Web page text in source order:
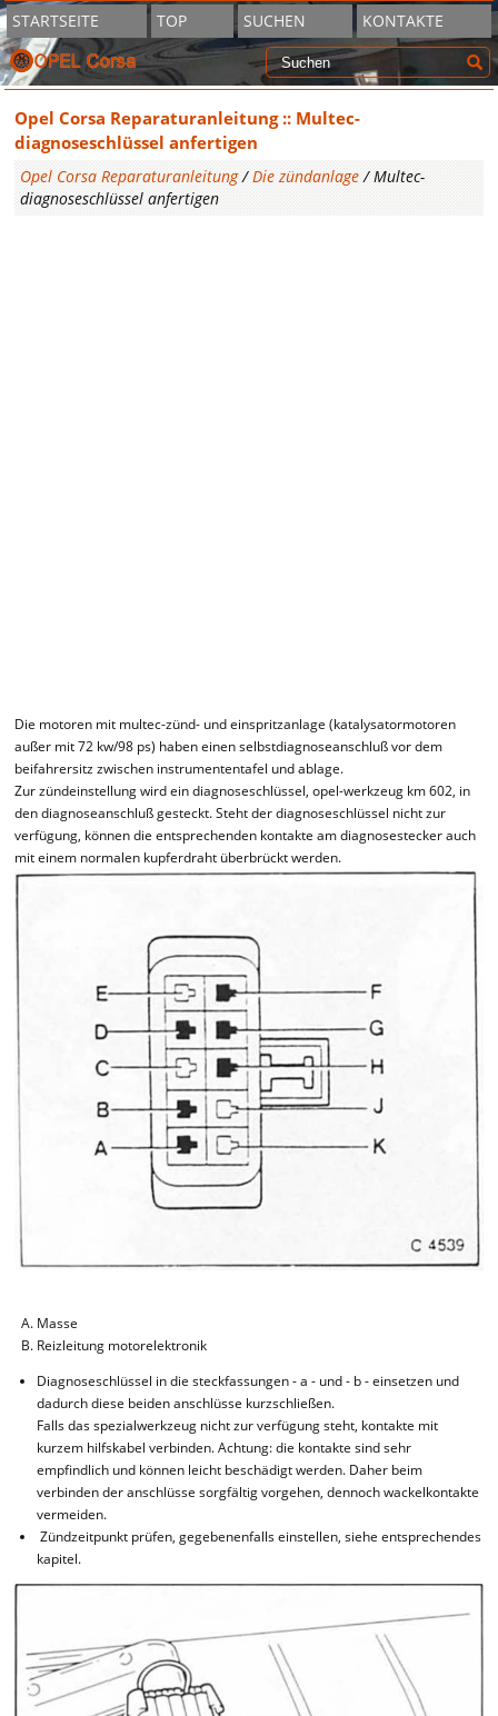
STARTSEITE TOP SUCHEN KONTAKTE
Opel Corsa Reparaturanleitung :: Multec-
diagnoseschlüssel anfertigen
Opel Corsa Reparaturanleitung/Die zündanlage / Multec-
diagnoseschlüssel anfertigen
Die motoren mit multec-zünd- und einspritzanlage (katalysatormotoren
außer mit 72 kw/98 ps) haben einen selbstdiagnoseanschluß vor dem
beifahrersitz zwischen instrumententafel und ablage.
Zur zündeinstellung wird ein diagnoseschlüssel, opel-werkzeug km 602, in
den diagnoseanschluß gesteckt. Steht der diagnoseschlüssel nicht zur
verfügung, können die entsprechenden kontakte am diagnosestecker auch
mit einem normalen kupferdraht überbrückt werden.
Masse
Reizleitung motorelektronik
Diagnoseschlüssel in die steckfassungen - a - und - b - einsetzen und
dadurch diese beiden anschlüsse kurzschließen.
Falls das spezialwerkzeug nicht zur verfügung steht, kontakte mit
kurzem hilfskabel verbinden. Achtung: die kontakte sind sehr
empfindlich und können leicht beschädigt werden. Daher beim
verbinden der anschlüsse sorgfältig vorgehen, dennoch wackelkontakte
vermeiden.
Zündzeitpunkt prüfen, gegebenenfalls einstellen, siehe entsprechendes
kapitel.